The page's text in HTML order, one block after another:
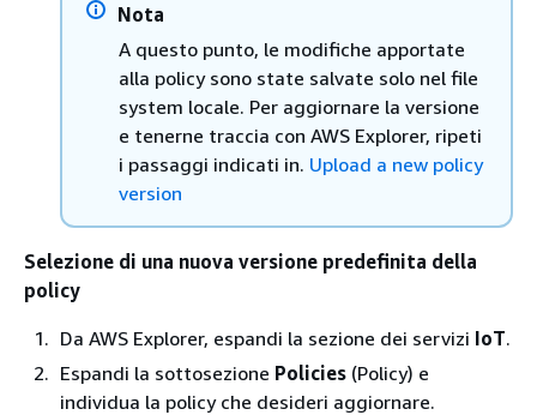
Nota
A questo punto, le modifiche apportate
alla policy sono state salvate solo nel file
system locale. Per aggiornare la versione
e tenerne traccia con AWS Explorer, ripeti
i passaggi indicati in. Upload a new policy
version
Selezione di una nuova versione predefinita della
policy
Da AWS Explorer, espandi la sezione dei servizi IoT.
Espandi la sottosezione Policies (Policy) e
individua la policy che desideri aggiornare.